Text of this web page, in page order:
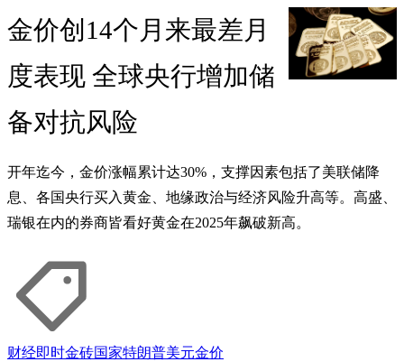
金价创14个月来最差月
度表现 全球央行增加储
备对抗风险
开年迄今，金价涨幅累计达30%，支撑因素包括了美联储降
息、各国央行买入黄金、地缘政治与经济风险升高等。高盛、
瑞银在内的券商皆看好黄金在2025年飙破新高。
财经即时金砖国家特朗普美元金价